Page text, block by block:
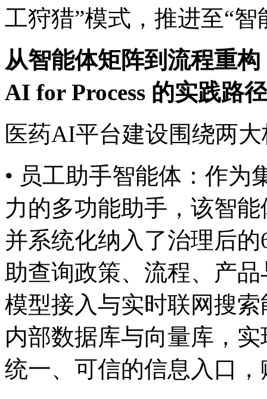
工狩猎”模式，推进至“
从智能体矩阵到流程重构
AI for Process 的实践路径
医药AI平台建设围绕两大
• 员工助手智能体：作
力的多功能助手，该智
并系统化纳入了治理后的
助查询政策、流程
模型接入与实时联网搜索能
内部数据库与向量库，
统一、可信的信息入口